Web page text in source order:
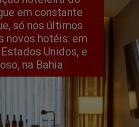
em constante
só nos últimos
novos hotéis: em
Unidos, e
na Bahia